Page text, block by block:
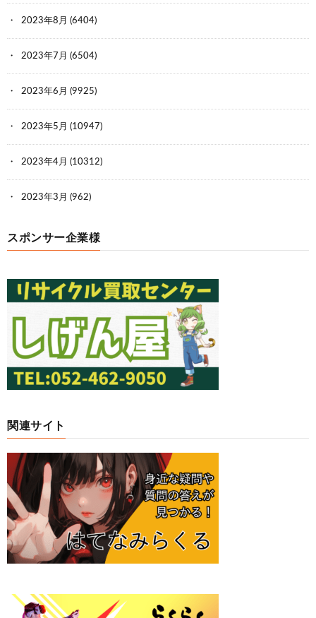
2023年8月 (6404)
2023年7月 (6504)
2023年6月 (9925)
2023年5月 (10947)
2023年4月 (10312)
2023年3月 (962)
スポンサー企業様
関連サイト